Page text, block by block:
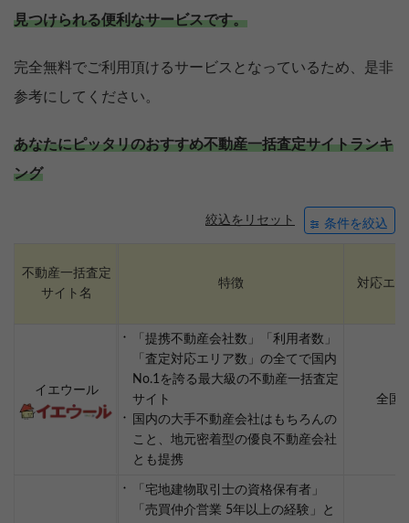
見つけられる便利なサービスです。
完全無料でご利用頂けるサービスとなっているため、是非
参考にしてください。
あなたにピッタリのおすすめ不動産一括査定サイトランキ
ング
絞込をリセット 条件を絞込
不動産一括査定
サイト名
特徴 対応エ
イエウール
「提携不動産会社数」「利用者数」
「査定対応エリア数」の全てで国内
No.1を誇る最大級の不動産一括査定
サイト
国内の大手不動産会社はもちろんの
こと、地元密着型の優良不動産会社
とも提携
全国
「宅地建物取引士の資格保有者」
「売買仲介営業 5年以上の経験」と